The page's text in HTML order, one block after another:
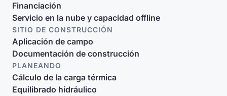
Financiación
Servicio en la nube y capacidad offline
SITIO DE CONSTRUCCIÓN
Aplicación de campo
Documentación de construcción
PLANEANDO
Cálculo de la carga térmica
Equilibrado hidráulico